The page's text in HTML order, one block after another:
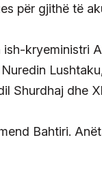
për gjithë të
kryeministri
Shurdhaj dhe
Bahtiri.